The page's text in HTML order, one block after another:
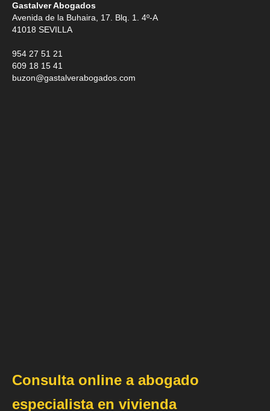
Gastalver Abogados
Avenida de la Buhaira, 17. Blq. 1. 4º-A
41018 SEVILLA
954 27 51 21
609 18 15 41
buzon@gastalverabogados.com
Consulta online a abogado
especialista en vivienda